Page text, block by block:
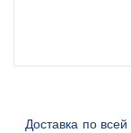
Доставка по